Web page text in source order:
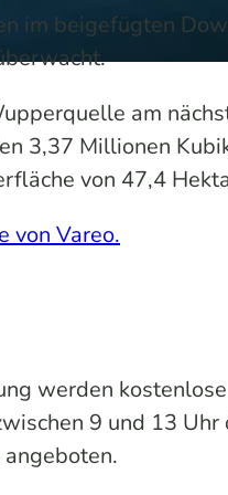
im beigefügten
am
3,37 Millionen
von 47,4
von Vareo.
werden
9 und 13